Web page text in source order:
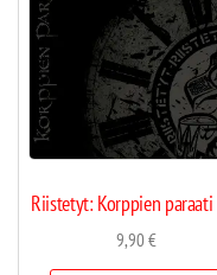
Riistetyt: Korppien paraati
9,90€